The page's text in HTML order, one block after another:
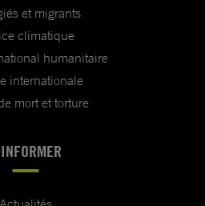
et migrants
climatique
humanitaire
internationale
mort et torture